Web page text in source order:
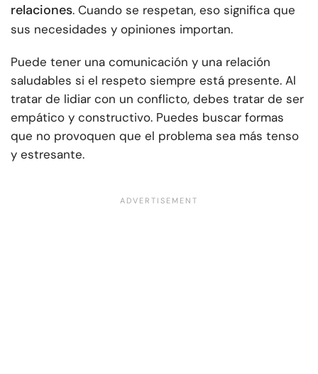
relaciones. Cuando se respetan, eso significa que
sus necesidades y opiniones importan.
Puede tener una comunicación y una relación
saludables si el respeto siempre está presente. Al
tratar de lidiar con un conflicto, debes tratar de ser
empático y constructivo. Puedes buscar formas
que no provoquen que el problema sea más tenso
y estresante.